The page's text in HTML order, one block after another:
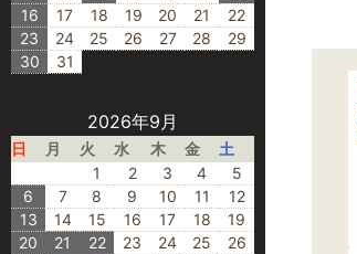
16
17 18 19 20 21
22
23
24 25 26 27 28
29
30
31
2026年9月
日 月 火 水 木 金
土
1
2 3 4
5
6
7 8 9 10 11
12
13
14 15 16 17 18
19
20
21 22 23 24 25
26